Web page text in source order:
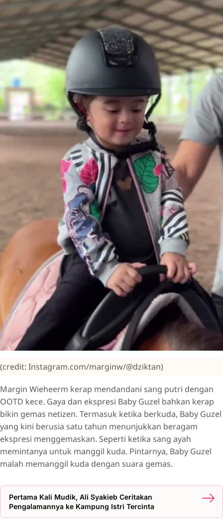
(credit: Instagram.com/marginw/@dziktan)
Margin Wieheerm kerap mendandani sang putri dengan
OOTD kece. Gaya dan ekspresi Baby Guzel bahkan kerap
bikin gemas netizen. Termasuk ketika berkuda, Baby Guzel
yang kini berusia satu tahun menunjukkan beragam
ekspresi menggemaskan. Seperti ketika sang ayah
memintanya untuk manggil kuda. Pintarnya, Baby Guzel
malah memanggil kuda dengan suara gemas.
Pertama Kali Mudik, Ali Syakieb Ceritakan
Pengalamannya ke Kampung Istri Tercinta